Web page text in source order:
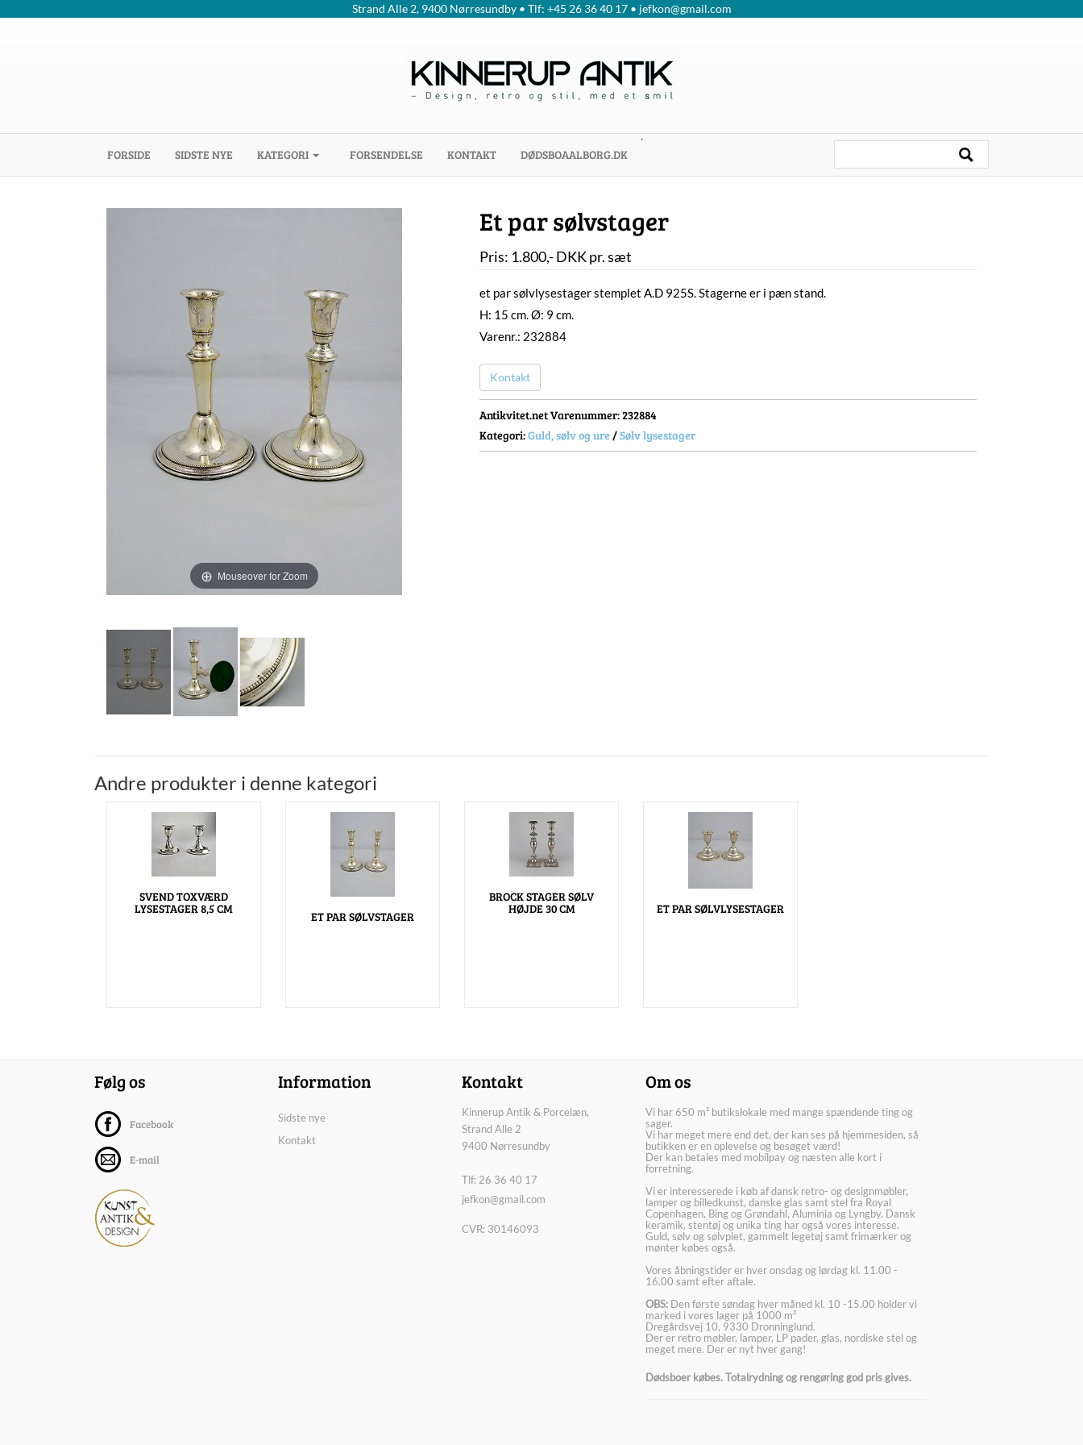
Strand Alle 2, 9400 Nørresundby • Tlf: +45 26 36 40 17 • jefkon@gmail.com
FORSIDE (CURRENT)
SIDSTE NYE KATEGORI FORSENDELSE KONTAKT DØDSBOAALBORG.DK
´
Mouseover for Zoom
Et par sølvstager
Pris: 1.800,-DKKpr. sæt
et par sølvlysestager stemplet A.D 925S. Stagerne er i pæn stand.
H: 15 cm. Ø: 9 cm.
Varenr.: 232884
Kontakt
Antikvitet.net Varenummer: 232884
Kategori:Guld, sølv og ure/Sølv lysestager
Andre produkter i denne kategori
SVEND TOXVÆRD
LYSESTAGER 8,5 CM
ET PAR SØLVSTAGER
BROCK STAGER SØLV
HØJDE 30 CM ET PAR SØLVLYSESTAGER
Følg os
Facebook
E-mail
Information
Sidste nye
Kontakt
Kontakt
Kinnerup Antik & Porcelæn,
Strand Alle 2
9400 Nørresundby
Tlf: 26 36 40 17
jefkon@gmail.com
CVR: 30146093
Om os
Vi har 650 m² butikslokale med mange spændende ting og
sager.
Vi har meget mere end det, der kan ses på hjemmesiden, så
butikken er en oplevelse og besøget værd!
Der kan betales med mobilpay og næsten alle kort i
forretning.
Vi er interesserede i køb af dansk retro- og designmøbler,
lamper og billedkunst, danske glas samt stel fra Royal
Copenhagen, Bing og Grøndahl, Aluminia og Lyngby. Dansk
keramik, stentøj og unika ting har også vores interesse.
Guld, sølv og sølvplet, gammelt legetøj samt frimærker og
mønter købes også.
Vores åbningstider er hver onsdag og lørdag kl. 11.00 -
16.00 samt efter aftale.
OBS: Den første søndag hver måned kl. 10 -15.00 holder vi
marked i vores lager på 1000 m²
Dregårdsvej 10, 9330 Dronninglund.
Der er retro møbler, lamper, LP pader, glas, nordiske stel og
meget mere. Der er nyt hver gang!
Dødsboer købes. Totalrydning og rengøring god pris gives.